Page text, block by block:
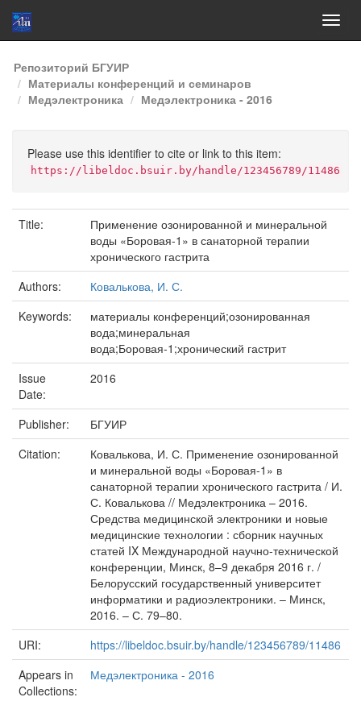
Skip
navigation
Репозиторий БГУИР
Материалы конференций и семинаров
Медэлектроника
Медэлектроника - 2016
Please use this identifier to cite or link to this item:
https://libeldoc.bsuir.by/handle/123456789/11486
Title:
Применение озонированной и минеральной
воды «Боровая-1» в санаторной терапии
хронического гастрита
Authors:
Ковалькова, И. С.
Keywords:
материалы конференций;озонированная
вода;минеральная
вода;Боровая-1;хронический гастрит
Issue
Date:
2016
Publisher:
БГУИР
Citation:
Ковалькова, И. С. Применение озонированной
и минеральной воды «Боровая-1» в
санаторной терапии хронического гастрита / И.
С. Ковалькова // Медэлектроника – 2016.
Средства медицинской электроники и новые
медицинские технологии : сборник научных
статей IX Международной научно-технической
конференции, Минск, 8–9 декабря 2016 г. /
Белорусский государственный университет
информатики и радиоэлектроники. – Минск,
2016. – С. 79–80.
URI:
https://libeldoc.bsuir.by/handle/123456789/11486
Appears in
Collections:
Медэлектроника - 2016